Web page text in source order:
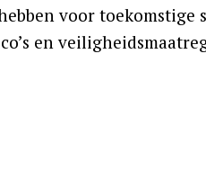
voor toekomstige
en